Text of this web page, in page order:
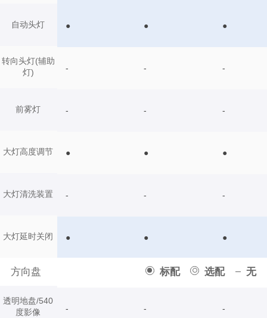
自动头灯
转向头灯(辅助
灯)
前雾灯
大灯高度调节
大灯清洗装置
大灯延时关闭
方向盘 标配 选配 无
透明地盘/540
度影像
● ● ●
- - -
- - -
● ● ●
- - -
● ● ●
- - -